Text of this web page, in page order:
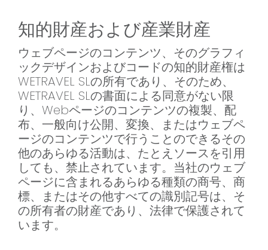
知的財産および産業財産
ウェブページのコンテンツ、そのグラフィ
ックデザインおよびコードの知的財産権は
WETRAVEL SLの所有であり、そのため、
WETRAVEL SLの書面による同意がない限
り、Webページのコンテンツの複製、配
布、一般向け公開、変換、またはウェブペ
ージのコンテンツで行うことのできるその
他のあらゆる活動は、たとえソースを引用
しても、禁止されています。当社のウェブ
ページに含まれるあらゆる種類の商号、商
標、またはその他すべての識別記号は、そ
の所有者の財産であり、法律で保護されて
います。